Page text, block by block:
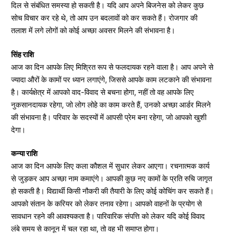
दिल से संबंधित समस्या हो सकती है। यदि आप अपने बिजनेस को लेकर कुछ
सोच विचार कर रहे थे, तो आप उन बदलावों को कर सकते हैं। रोजगार की
तलाश में लगे लोगों को कोई अच्छा अवसर मिलने की संभावना है।
सिंह राशि
आज का दिन आपके लिए मिश्रित रूप से फलदायक रहने वाला है। आप अपने से
ज्यादा औरों के कामों पर ध्यान लगाएंगे, जिससे आपके काम लटकाने की संभावना
है। कार्यक्षेत्र में आपको वाद-विवाद से बचना होगा, नहीं तो वह आपके लिए
नुकसानदायक रहेगा, जो लोग लोहे का काम करते हैं, उनको अच्छा आर्डर मिलने
की संभावना है। परिवार के सदस्यों में आपसी प्रेम बना रहेगा, जो आपको खुशी
देगा।
कन्या राशि
आज का दिन आपके लिए कला कौशल में सुधार लेकर आएगा। रचनात्मक कार्य
से जुड़कर आप अच्छा नाम कमाएंगे। आपकी कुछ नए कामों के प्रति रुचि जागृत
हो सकती है। विद्यार्थी किसी नौकरी की तैयारी के लिए कोई कोचिंग कर सकते हैं।
आपको संतान के करियर को लेकर तनाव रहेगा। आपको वाहनों के प्रयोग से
सावधान रहने की आवश्यकता है। पारिवारिक संपत्ति को लेकर यदि कोई विवाद
लंबे समय से कानून में चल रहा था, तो वह भी समाप्त होगा।